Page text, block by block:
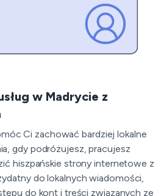
w Madrycie z
Ci zachować bardziej lokalne
gdy podróżujesz, pracujesz
hiszpańskie strony internetowe z
do lokalnych wiadomości,
do kont i treści związanych ze